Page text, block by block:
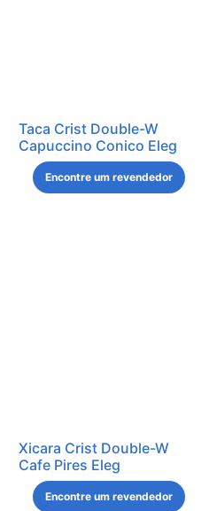
Taca Crist Double-W
Capuccino Conico Eleg
Encontre um revendedor
Xicara Crist Double-W
Cafe Pires Eleg
Encontre um revendedor